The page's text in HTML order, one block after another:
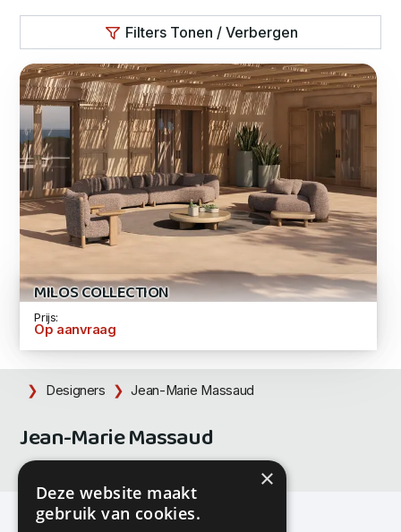
Filters Tonen / Verbergen
MILOS COLLECTION
Prijs:
Op aanvraag
Designers Jean-Marie Massaud
Jean-Marie Massaud
×
Deze website maakt
gebruik van cookies.